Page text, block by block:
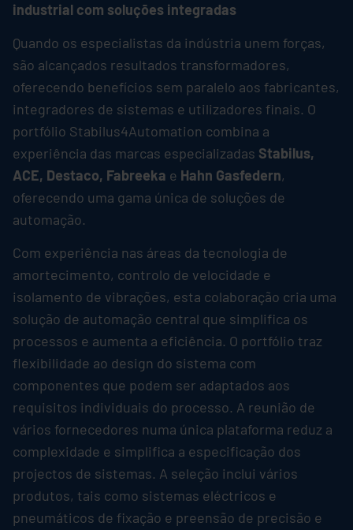
industrial com soluções integradas
Quando os especialistas da indústria unem forças,
são alcançados resultados transformadores,
oferecendo benefícios sem paralelo aos fabricantes,
integradores de sistemas e utilizadores finais. O
portfólio Stabilus4Automation combina a
experiência das marcas especializadas Stabilus,
ACE, Destaco, Fabreeka e Hahn Gasfedern,
oferecendo uma gama única de soluções de
automação.
Com experiência nas áreas da tecnologia de
amortecimento, controlo de velocidade e
isolamento de vibrações, esta colaboração cria uma
solução de automação central que simplifica os
processos e aumenta a eficiência. O portfólio traz
flexibilidade ao design do sistema com
componentes que podem ser adaptados aos
requisitos individuais do processo. A reunião de
vários fornecedores numa única plataforma reduz a
complexidade e simplifica a especificação dos
projectos de sistemas. A seleção inclui vários
produtos, tais como sistemas eléctricos e
pneumáticos de fixação e preensão de precisão e